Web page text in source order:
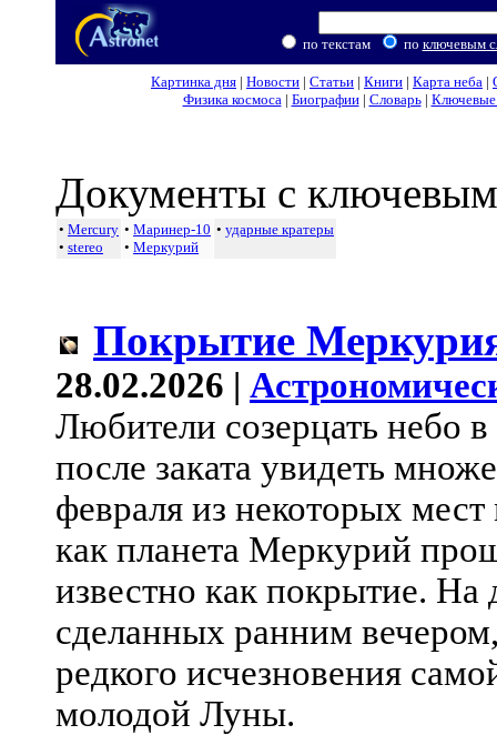
по текстам по ключевым
Картинка дня | Новости | Статьи | Книги | Карта неба |
Физика космоса| Биографии| Словарь| Ключевые
Документы с
• Mercury
• stereo
• Маринер-10
• Меркурий
• ударные кратеры
Покрытие
28.02.2026 |
Любители созерцать небо
после заката увидеть
февраля из некоторых
как планета Меркурий
известно как покрытие. На
сделанных ранним
редкого исчезновения
молодой Луны.